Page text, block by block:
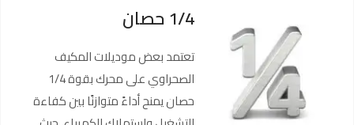
1/4 حصان
تعتمد بعض موديلات المكيف
الصحراوي على محرك بقوة 1/4
حصان يمنح أداءً متوازنًا بين كفاءة